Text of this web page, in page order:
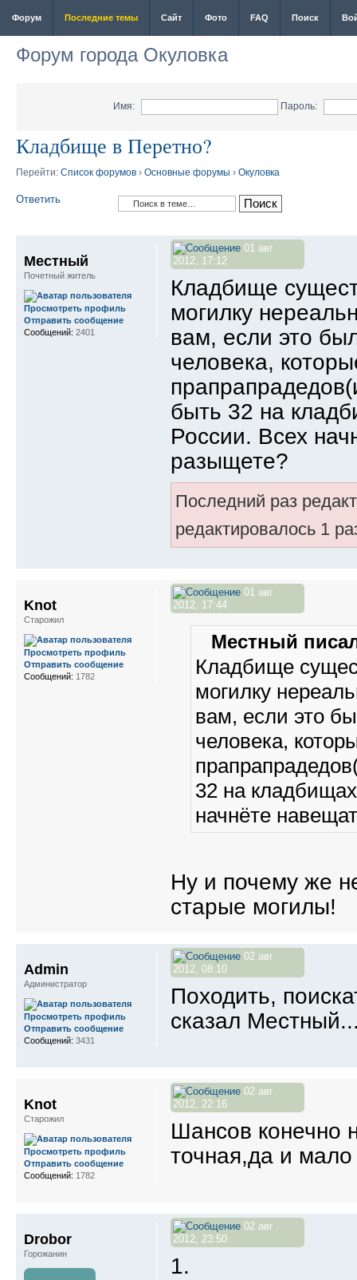
Форум Последние темы Сайт Фото FAQ Поиск
Форум города Окуловка
Имя: Пароль:
Кладбище в Перетно?
Перейти: Список форумов › Основные форумы › Окуловка
Ответить
01 авг
2012, 17:12
Кладбище
могилку
вам, если это
человека,
быть 32 на
России. Всех
разыщете?
Последний раз
редактировалось 1
Местный
Почетный житель
Просмотреть профиль
Отправить сообщение
Сообщений: 2401
01 авг
2012, 17:44
Местный
Кладбище
могилку
вам, если это
человека,
32 на
начнёте
Ну и почему же
старые могилы!
Knot
Старожил
Просмотреть профиль
Отправить сообщение
Сообщений: 1782
02 авг
2012, 08:10
Походить,
сказал
Admin
Администратор
Просмотреть профиль
Отправить сообщение
Сообщений: 3431
02 авг
2012, 22:16
Шансов конечно
точная,да и мало
Knot
Старожил
Просмотреть профиль
Отправить сообщение
Сообщений: 1782
02 авг
2012, 23:50
1.
Drobor
Горожанин